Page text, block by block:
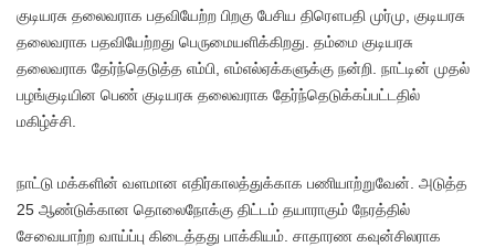
குடியரசு தலைவராக பதவியேற்ற பிறகு பேசிய திரௌபதி முர்மு, குடியரசு
தலைவராக பதவியேற்றது பெருமையளிக்கிறது. தம்மை குடியரசு
தலைவராக தேர்ந்தெடுத்த எம்பி, எம்எல்ஏக்களுக்கு நன்றி. நாட்டின் முதல்
பழங்குடியின பெண் குடியரசு தலைவராக தேர்ந்தெடுக்கப்பட்டதில்
மகிழ்ச்சி.
நாட்டு மக்களின் வளமான எதிர்காலத்துக்காக பணியாற்றுவேன். அடுத்த
25 ஆண்டுக்கான தொலைநோக்கு திட்டம் தயாராகும் நேரத்தில்
சேவையாற்ற வாய்ப்பு கிடைத்தது பாக்கியம். சாதாரண கவுன்சிலராக